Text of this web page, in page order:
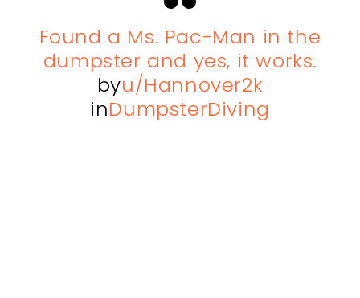
Found a Ms. Pac-Man in the
dumpster and yes, it works.
byu/Hannover2k
inDumpsterDiving